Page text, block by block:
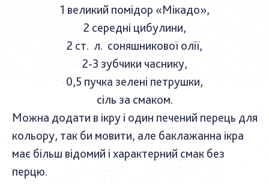
1 великий помідор «Мікадо»,
2 середні цибулини,
2 ст. л. соняшникової олії,
2-3 зубчики часнику,
0,5 пучка зелені петрушки,
сіль за смаком.
Можна додати в ікру і один печений перець для
кольору, так би мовити, але баклажанна ікра
має більш відомий і характерний смак без
перцю.